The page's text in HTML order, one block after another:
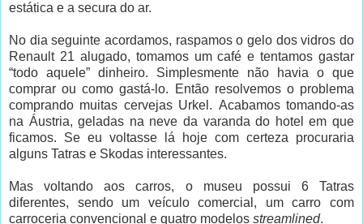
estática e a secura do ar.
No dia seguinte acordamos, raspamos o gelo dos vidros do
Renault 21 alugado, tomamos um café e tentamos gastar
“todo aquele” dinheiro. Simplesmente não havia o que
comprar ou como gastá-lo. Então resolvemos o problema
comprando muitas cervejas Urkel. Acabamos tomando-as
na Áustria, geladas na neve da varanda do hotel em que
ficamos. Se eu voltasse lá hoje com certeza procuraria
alguns Tatras e Skodas interessantes.
Mas voltando aos carros, o museu possui 6 Tatras
diferentes, sendo um veículo comercial, um carro com
carroceria convencional e quatro modelos streamlined.